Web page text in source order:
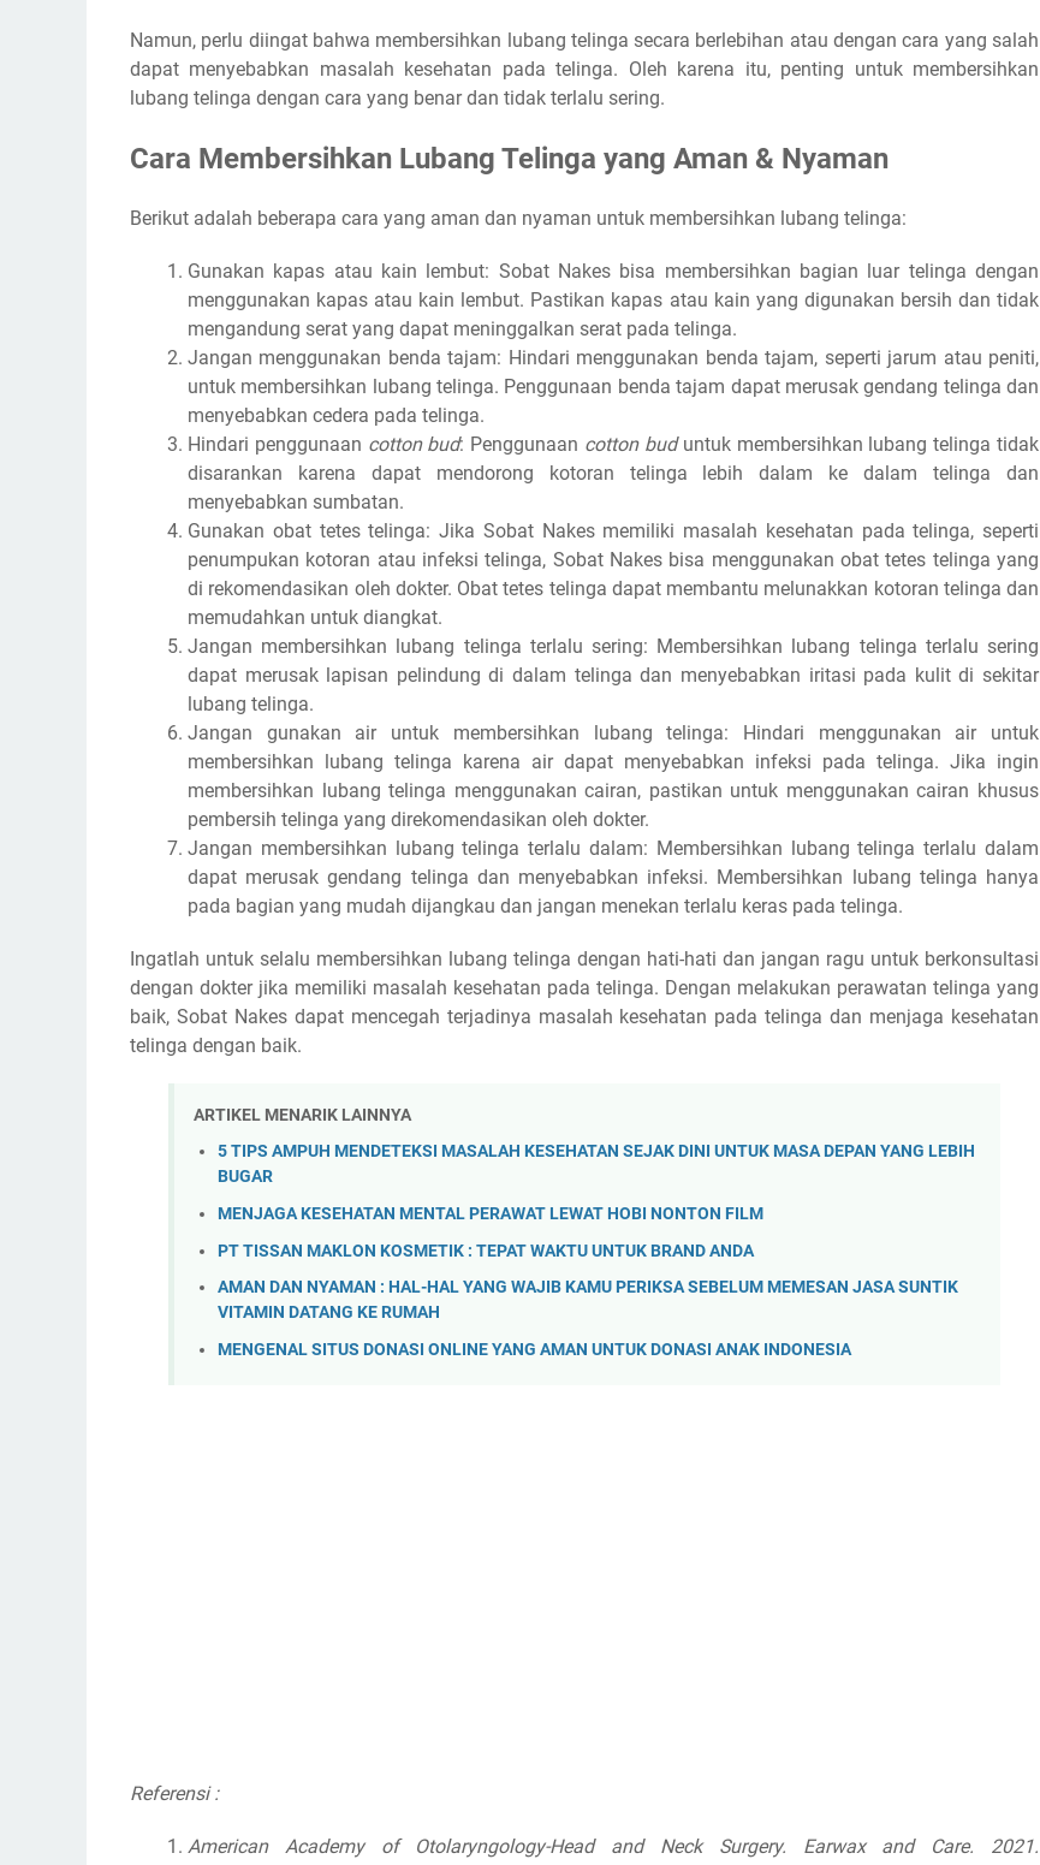
Namun, perlu diingat bahwa membersihkan lubang telinga secara berlebihan atau dengan cara yang salah
dapat menyebabkan masalah kesehatan pada telinga. Oleh karena itu, penting untuk membersihkan
lubang telinga dengan cara yang benar dan tidak terlalu sering.
Cara Membersihkan Lubang Telinga yang Aman & Nyaman
Berikut adalah beberapa cara yang aman dan nyaman untuk membersihkan lubang telinga:
Gunakan kapas atau kain lembut: Sobat Nakes bisa membersihkan bagian luar telinga dengan
menggunakan kapas atau kain lembut. Pastikan kapas atau kain yang digunakan bersih dan tidak
mengandung serat yang dapat meninggalkan serat pada telinga.
Jangan menggunakan benda tajam: Hindari menggunakan benda tajam, seperti jarum atau peniti,
untuk membersihkan lubang telinga. Penggunaan benda tajam dapat merusak gendang telinga dan
menyebabkan cedera pada telinga.
Hindari penggunaan cotton bud: Penggunaan cotton buduntuk membersihkan lubang telinga tidak
disarankan karena dapat mendorong kotoran telinga lebih dalam ke dalam telinga dan
menyebabkan sumbatan.
Gunakan obat tetes telinga: Jika Sobat Nakes memiliki masalah kesehatan pada telinga, seperti
penumpukan kotoran atau infeksi telinga, Sobat Nakes bisa menggunakan obat tetes telinga yang
di rekomendasikan oleh dokter. Obat tetes telinga dapat membantu melunakkan kotoran telinga dan
memudahkan untuk diangkat.
Jangan membersihkan lubang telinga terlalu sering: Membersihkan lubang telinga terlalu sering
dapat merusak lapisan pelindung di dalam telinga dan menyebabkan iritasi pada kulit di sekitar
lubang telinga.
Jangan gunakan air untuk membersihkan lubang telinga: Hindari menggunakan air untuk
membersihkan lubang telinga karena air dapat menyebabkan infeksi pada telinga. Jika ingin
membersihkan lubang telinga menggunakan cairan, pastikan untuk menggunakan cairan khusus
pembersih telinga yang direkomendasikan oleh dokter.
Jangan membersihkan lubang telinga terlalu dalam: Membersihkan lubang telinga terlalu dalam
dapat merusak gendang telinga dan menyebabkan infeksi. Membersihkan lubang telinga hanya
pada bagian yang mudah dijangkau dan jangan menekan terlalu keras pada telinga.
Ingatlah untuk selalu membersihkan lubang telinga dengan hati-hati dan jangan ragu untuk berkonsultasi
dengan dokter jika memiliki masalah kesehatan pada telinga. Dengan melakukan perawatan telinga yang
baik, Sobat Nakes dapat mencegah terjadinya masalah kesehatan pada telinga dan menjaga kesehatan
telinga dengan baik.
ARTIKEL MENARIK LAINNYA
5 TIPS AMPUH MENDETEKSI MASALAH KESEHATAN SEJAK DINI UNTUK MASA DEPAN YANG LEBIH
BUGAR
MENJAGA KESEHATAN MENTAL PERAWAT LEWAT HOBI NONTON FILM
PT TISSAN MAKLON KOSMETIK : TEPAT WAKTU UNTUK BRAND ANDA
AMAN DAN NYAMAN : HAL-HAL YANG WAJIB KAMU PERIKSA SEBELUM MEMESAN JASA SUNTIK
VITAMIN DATANG KE RUMAH
MENGENAL SITUS DONASI ONLINE YANG AMAN UNTUK DONASI ANAK INDONESIA
Referensi :
American Academy of Otolaryngology-Head and Neck Surgery. Earwax and Care. 2021.